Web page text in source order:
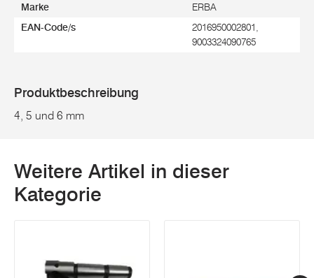
Marke ERBA
EAN-Code/s
2016950002801,
9003324090765
Produktbeschreibung
4, 5 und 6 mm
Weitere Artikel in dieser
Kategorie